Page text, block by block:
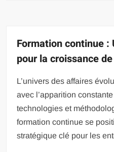
Formation continue
pour la croissance
L’univers des affaires
avec l’apparition
technologies et
formation continue se
stratégique clé pour les